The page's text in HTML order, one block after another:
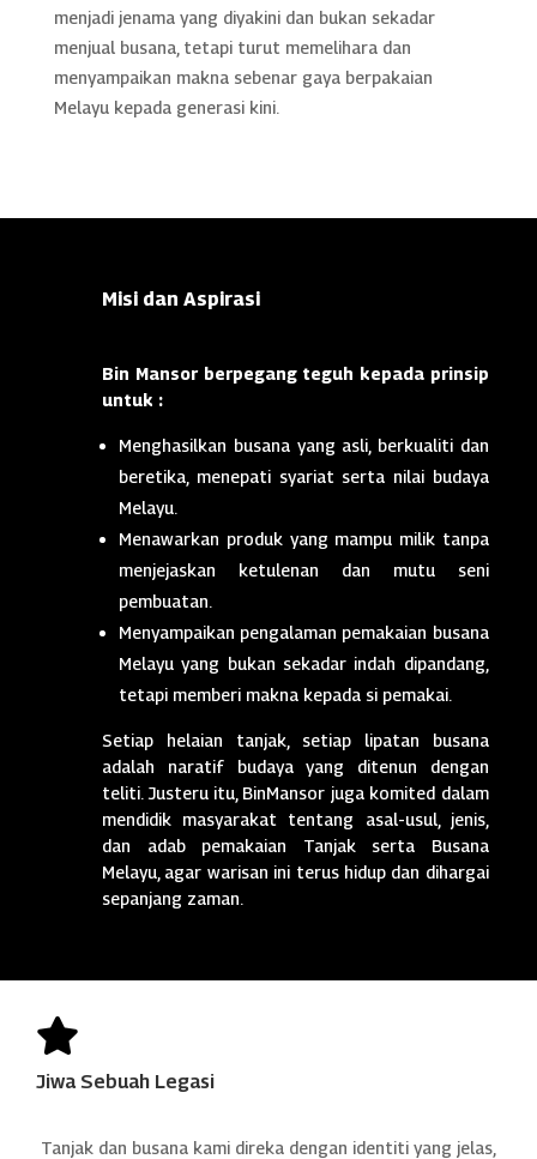
menjadi jenama yang diyakini dan bukan sekadar
menjual busana, tetapi turut memelihara dan
menyampaikan makna sebenar gaya berpakaian
Melayu kepada generasi kini.
Misi dan Aspirasi
Bin Mansor berpegang teguh kepada prinsip
untuk :
Menghasilkan busana yang asli, berkualiti dan
beretika, menepati syariat serta nilai budaya
Melayu.
Menawarkan produk yang mampu milik tanpa
menjejaskan ketulenan dan mutu seni
pembuatan.
Menyampaikan pengalaman pemakaian busana
Melayu yang bukan sekadar indah dipandang,
tetapi memberi makna kepada si pemakai.
Setiap helaian tanjak, setiap lipatan busana
adalah naratif budaya yang ditenun dengan
teliti. Justeru itu, BinMansor juga komited dalam
mendidik masyarakat tentang asal-usul, jenis,
dan adab pemakaian Tanjak serta Busana
Melayu, agar warisan ini terus hidup dan dihargai
sepanjang zaman.

Jiwa Sebuah Legasi
Tanjak dan busana kami direka dengan identiti yang jelas,